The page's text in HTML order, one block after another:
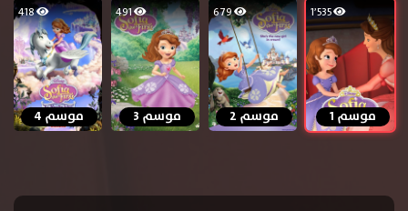
موسم 1
679
موسم 2
491
موسم 3
418
موسم 4